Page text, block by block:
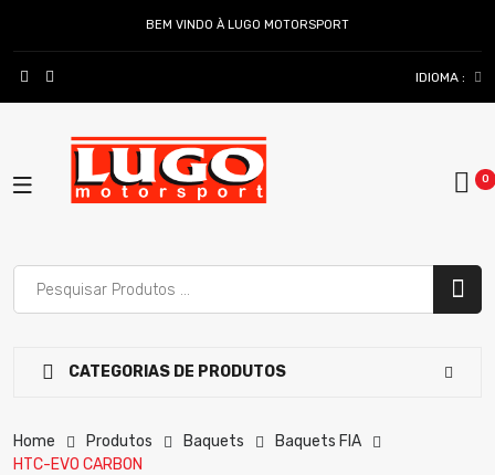
BEM VINDO À LUGO MOTORSPORT
IDIOMA :
CATEGORIAS DE PRODUTOS
Home Produtos Baquets
Baquets FIA
HTC-EVO CARBON